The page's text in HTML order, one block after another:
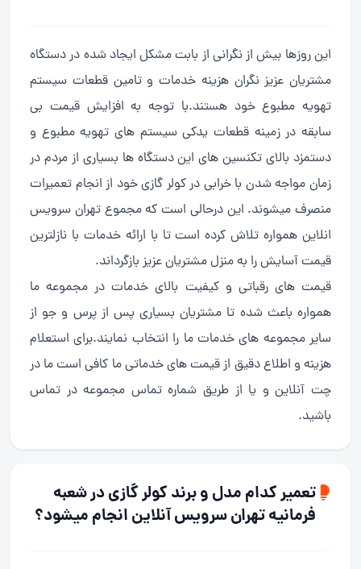
این روزها بیش از نگرانی از بابت مشکل ایجاد شده در دستگاه
مشتریان عزیز نگران هزینه خدمات و تامین قطعات سیستم
تهویه مطبوع خود هستند.با توجه به افزایش قیمت بی
سابقه در زمینه قطعات یدکی سیستم های تهویه مطبوع و
دستمزد بالای تکنسین های این دستگاه ها بسیاری از مردم در
زمان مواجه شدن با خرابی در کولر گازی خود از انجام تعمیرات
منصرف میشوند. این درحالی است که مجموع تهران سرویس
انلاین همواره تلاش کرده است تا با ارائه خدمات با نازلترین
قیمت آسایش را به منزل مشتریان عزیز بازگرداند.
قیمت های رقباتی و کیفیت بالای خدمات در مجموعه ما
همواره باعث شده تا مشتریان بسیاری پس از پرس و جو از
سایر مجموعه های خدمات ما را انتخاب نمایند.برای استعلام
هزینه و اطلاع دقیق از قیمت های خدماتی ما کافی است ما در
چت آنلاین و یا از طریق شماره تماس مجموعه در تماس
باشید.
تعمیر کدام مدل و برند کولر گازی در شعبه
فرمانیه تهران سرویس آنلاین انجام میشود؟